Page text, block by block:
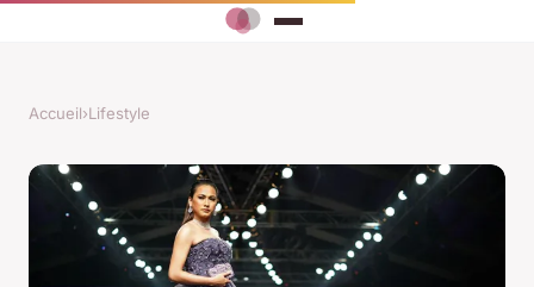
Accueil›Lifestyle